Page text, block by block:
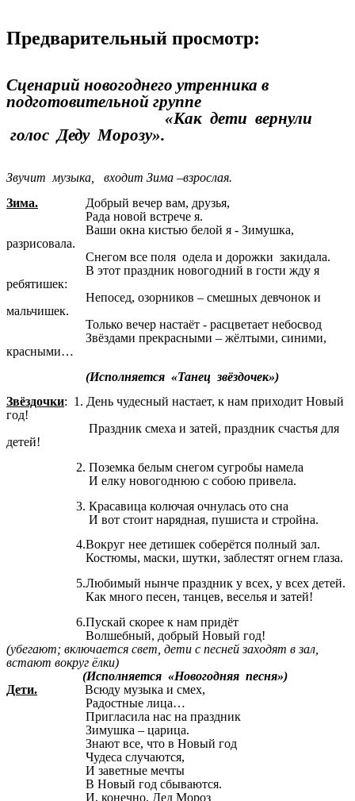
Предварительный просмотр:
Сценарий новогоднего утренника в
подготовительной группе
«Как дети вернули
голос Деду Морозу».
Звучит музыка, входит Зима –взрослая.
Зима. Добрый вечер вам, друзья,
Рада новой встрече я.
Ваши окна кистью белой я - Зимушка,
разрисовала.
Снегом все поля одела и дорожки закидала.
В этот праздник новогодний в гости жду я
ребятишек:
Непосед, озорников – смешных девчонок и
мальчишек.
Только вечер настаёт - расцветает небосвод
Звёздами прекрасными – жёлтыми, синими,
красными…
(Исполняется «Танец звёздочек»)
Звёздочки: 1. День чудесный настает, к нам приходит Новый
год!
Праздник смеха и затей, праздник счастья для
детей!
2. Поземка белым снегом сугробы намела
И елку новогоднюю с собою привела.
3. Красавица колючая очнулась ото сна
И вот стоит нарядная, пушиста и стройна.
4.Вокруг нее детишек соберётся полный зал.
Костюмы, маски, шутки, заблестят огнем глаза.
5.Любимый нынче праздник у всех, у всех детей.
Как много песен, танцев, веселья и затей!
6.Пускай скорее к нам придёт
Волшебный, добрый Новый год!
(убегают; включается свет, дети с песней заходят в зал,
встают вокруг ёлки)
(Исполняется «Новогодняя песня»)
Дети. Всюду музыка и смех,
Радостные лица…
Пригласила нас на праздник
Зимушка – царица.
Знают все, что в Новый год
Чудеса случаются,
И заветные мечты
В Новый год сбываются.
И, конечно, Дед Мороз